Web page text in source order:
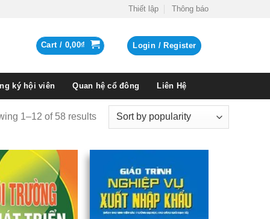
Thiết lập Thông báo
Cart / 0,00₫ Login / Register
ký hội viên Quan hệ cổ đông Liên Hệ
1–12 of 58 results